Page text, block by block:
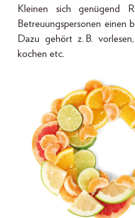
Kleinen sich genügend
Betreuungspersonen einen
Dazu gehört z. B.
kochen etc.